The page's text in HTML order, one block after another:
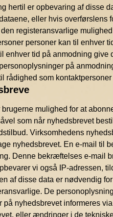
hertil er opbevaring af disse
eller hvis
registeransvarlige
personer kan til enhver
enhver tid på anmodning
på
rådighed som
mulighed for at
som når nyhedsbrevet
Virksomhedens
nyhedsbrevet. En e-mail til
Denne bekræftelses e-mail
vi også IP-adressen,
af disse data er nødvendig
De
nyhedsbrevet informeres
eller ændringer i de